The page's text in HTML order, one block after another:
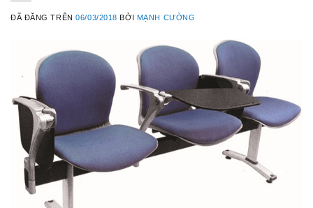
ĐÃ ĐĂNG TRÊN06/03/2018 BỞI MẠNH CƯỜNG